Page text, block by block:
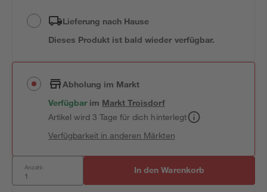
Lieferung nach Hause
Dieses Produkt ist bald wieder verfügbar.
Abholung im Markt
Verfügbar im MarktTroisdorf
Artikel wird 3 Tage für dich hinterlegt
Verfügbarkeit in anderen Märkten
Anzahl: In den Warenkorb